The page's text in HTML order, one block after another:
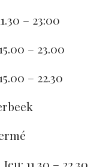
– 23:00
– 23.00
– 22.30